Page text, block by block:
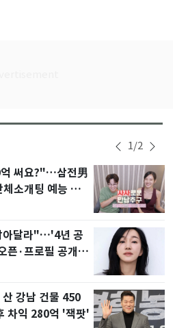
1/2
써요?"…삼전男
소개팅 예능 화
아달라"…'4년 공
픈·프로필 공개
강남 건물 450
차익 280억 '잭팟'